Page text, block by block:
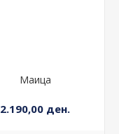
Маица
2.190,00 ден.